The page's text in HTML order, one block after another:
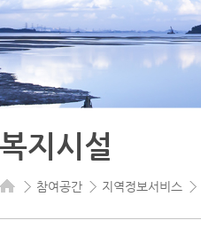
지시설
참여공간 지역정보서비스